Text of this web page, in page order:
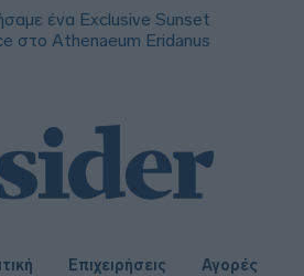
ένα Exclusive Sunset
στο Athenaeum Eridanus
Επιχειρήσεις
Αγορές